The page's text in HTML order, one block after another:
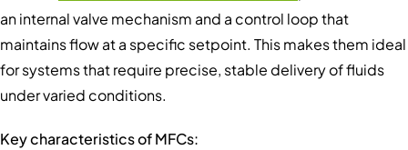
an internal valve mechanism and a control loop that
maintains flow at a specific setpoint. This makes them ideal
for systems that require precise, stable delivery of fluids
under varied conditions.
Key characteristics of MFCs: